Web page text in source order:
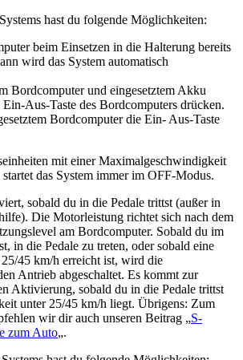
hast du folgende Möglichkeiten:
beim Einsetzen in die Halterung bereits
wird das System automatisch
Bordcomputer und eingesetztem Akku
Aus-Taste des Bordcomputers drücken.
Bordcomputer die Ein- Aus-Taste
mit einer Maximalgeschwindigkeit
das System immer im OFF-Modus.
sobald du in die Pedale trittst (außer in
Die Motorleistung richtet sich nach dem
am Bordcomputer. Sobald du im
in die Pedale zu treten, oder sobald eine
45 km/h erreicht ist, wird die
Antrieb abgeschaltet. Es kommt zur
Aktivierung, sobald du in die Pedale trittst
unter 25/45 km/h liegt. Übrigens: Zum
wir dir auch unseren Beitrag „S-
zum Auto„.